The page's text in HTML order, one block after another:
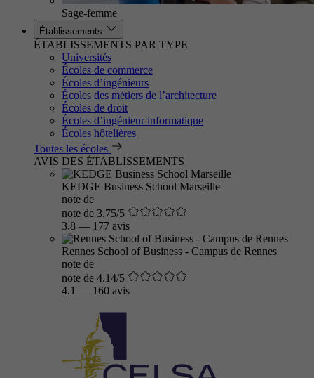
Sage-femme
Établissements
ÉTABLISSEMENTS PAR TYPE
Universités
Écoles de commerce
Écoles d’ingénieurs
Écoles des métiers de l’architecture
Écoles de droit
Écoles d’ingénieur informatique
Écoles hôtelières
Toutes les écoles
AVIS DES ÉTABLISSEMENTS
KEDGE Business School Marseille
note de
note de 3.75/5
3.8 — 177 avis
Rennes School of Business - Campus de Rennes
note de
note de 4.14/5
4.1 — 160 avis